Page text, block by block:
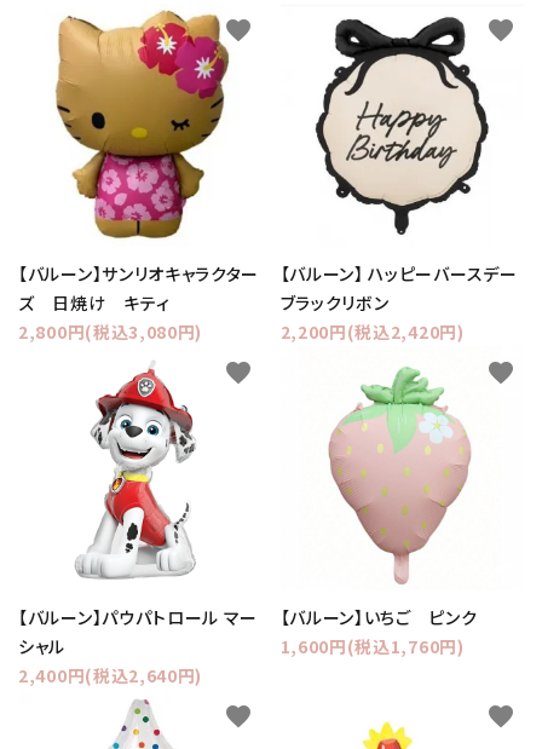
【バルーン】サンリオキャラクター
ズ 日焼け キティ
2,800円(税込3,080円)
favorite
【バルーン】 ハッピーバースデー
ブラックリボン
2,200円(税込2,420円)
favorite
【バルーン】パウパトロール マー
シャル
2,400円(税込2,640円)
favorite
【バルーン】いちご ピンク
1,600円(税込1,760円)
favorite
favorite favorite